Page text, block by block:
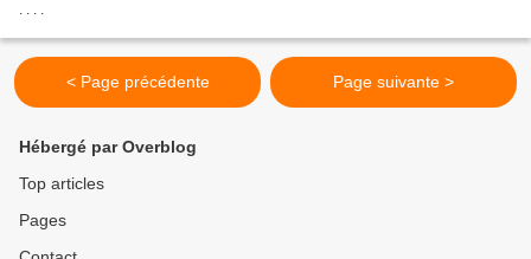
. . . .
< Page précédente Page suivante >
Hébergé par Overblog
Top articles
Pages